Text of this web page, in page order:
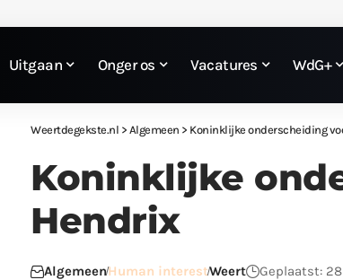
Uitgaan Onger os Vacatures WdG+
Weertdegekste.nl > Algemeen > Koninklijke onderscheiding
Koninklijke
Hendrix
AlgemeenHuman interestWeert Geplaatst: